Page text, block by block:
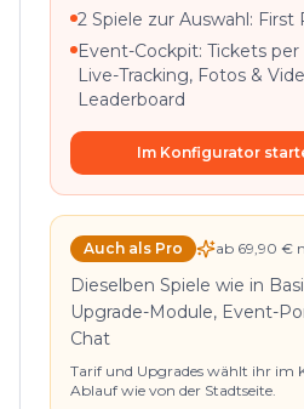
2 Spiele zur Auswahl:
Event-Cockpit: Tickets
Live-Tracking, Fotos &
Leaderboard
Im Konfigurator
Auch als Pro ab 69,90 €
Dieselben Spiele wie in
Upgrade-Module, Event-
Chat
Tarif und Upgrades wählt ihr im
Ablauf wie von der Stadtseite.